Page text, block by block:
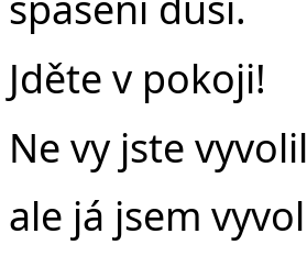
Jděte v pokoji!
Ne vy jste
ale já jsem